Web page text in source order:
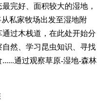
完好、面积较大的湿地，
私家牧场出发至湿地附
过木栈道，在此处开始分
然、学习昆虫知识、寻找
通过观察草原-湿地-森林